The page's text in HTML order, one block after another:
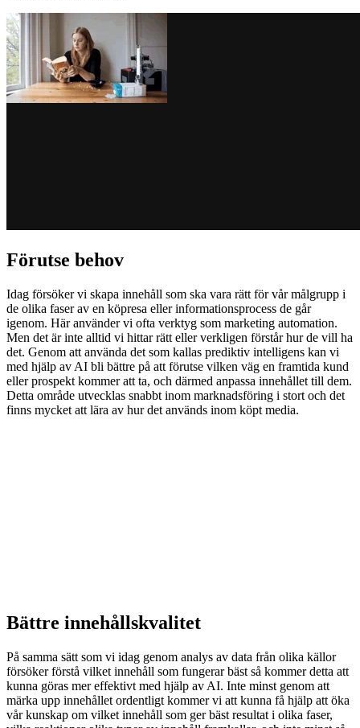
Förutse behov
Idag försöker vi skapa innehåll som ska vara rätt för vår målgrupp i
de olika faser av en köpresa eller informationsprocess de går
igenom. Här använder vi ofta verktyg som marketing automation.
Men det är inte alltid vi hittar rätt eller verkligen förstår hur de vill ha
det. Genom att använda det som kallas prediktiv intelligens kan vi
med hjälp av AI bli bättre på att förutse vilken väg en framtida kund
eller prospekt kommer att ta, och därmed anpassa innehållet till dem.
Detta område utvecklas snabbt inom marknadsföring i stort och det
finns mycket att lära av hur det används inom köpt media.
Bättre innehållskvalitet
På samma sätt som vi idag genom analys av data från olika källor
försöker förstå vilket innehåll som fungerar bäst så kommer detta att
kunna göras mer effektivt med hjälp av AI. Inte minst genom att
märka upp innehållet ordentligt kommer vi att kunna få hjälp att öka
vår kunskap om vilket innehåll som ger bäst resultat i olika faser,